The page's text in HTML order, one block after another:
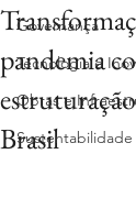
Governança
Tecnologia e
Obras e
Sustentabilidade
pandemia
Brasil